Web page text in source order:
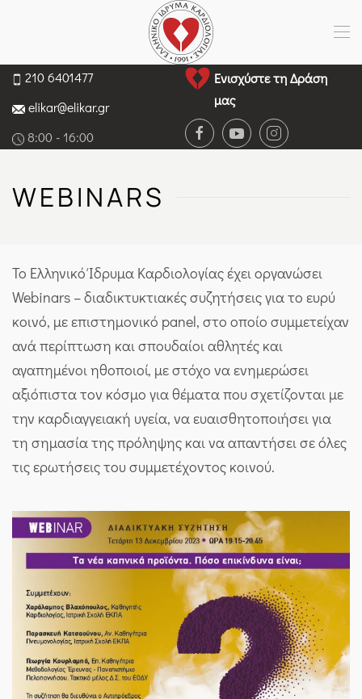
210 6401477
elikar@elikar.gr
8:00 - 16:00
Ενισχύστε τη Δράση
μας
WEBINARS
Το Ελληνικό Ίδρυμα Καρδιολογίας έχει οργανώσει
Webinars – διαδικτυκτιακές συζητήσεις για το ευρύ
κοινό, με επιστημονικό panel, στο οποίο συμμετείχαν
ανά περίπτωση και σπουδαίοι αθλητές και
αγαπημένοι ηθοποιοί, με στόχο να ενημερώσει
αξιόπιστα τον κόσμο για θέματα που σχετίζονται με
την καρδιαγγειακή υγεία, να ευαισθητοποιήσει για
τη σημασία της πρόληψης και να απαντήσει σε όλες
τις ερωτήσεις του συμμετέχοντος κοινού.